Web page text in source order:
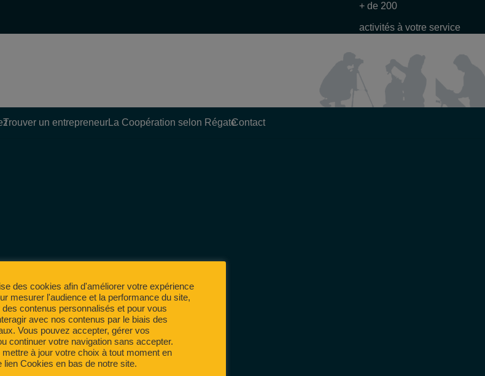
+ de 200
activités à votre service
Trouver un entrepreneurLa Coopération selon RégateContact
des cookies afin d'améliorer votre expérience
mesurer l'audience et la performance du site,
contenus personnalisés et pour vous
avec nos contenus par le biais des
Vous pouvez accepter, gérer vos
continuer votre navigation sans accepter.
à jour votre choix à tout moment en
lien Cookies en bas de notre site.